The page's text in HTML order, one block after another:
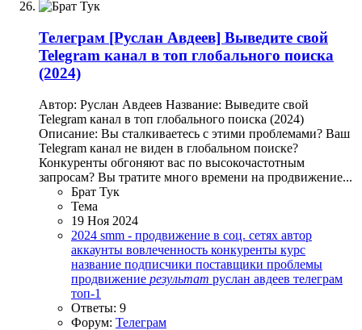
Телеграм [Руслан Авдеев] Выведите свой
Telegram канал в топ глобального поиска
(2024)
Автор: Руслан Авдеев Название: Выведите свой
Telegram канал в топ глобального поиска (2024)
Описание: Вы сталкиваетесь с этими проблемами? Ваш
Telegram канал не виден в глобальном поиске?
Конкуренты обгоняют вас по высокочастотным
запросам? Вы тратите много времени на продвижение...
Брат Тук
Тема
19 Ноя 2024
2024 smm - продвижение в соц. сетях автор
аккаунты вовлеченность конкуренты курс
название подписчики поставщики проблемы
продвижение результат руслан авдеев телеграм
топ-1
Ответы: 9
Форум: Телеграм